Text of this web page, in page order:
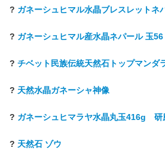
? ガネーシュヒマル水晶ブレスレットネ
? ガネーシュヒマル産水晶ネパール 玉
? チベット民族伝統天然石トップマンダ
? 天然水晶ガネーシャ神像
? ガネーシュヒマラヤ水晶丸玉416g 研
? 天然石 ゾウ